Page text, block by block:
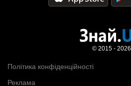
Політика конфіденційності
Реклама
© 2015 - 2026